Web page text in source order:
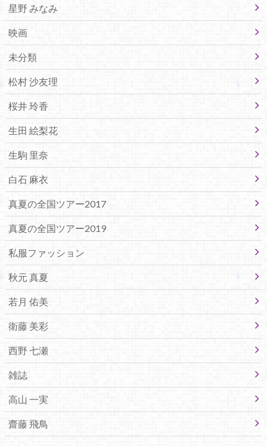
星野 みなみ
映画
未分類
松村 沙友理
桜井 玲香
生田 絵梨花
生駒 里奈
白石 麻衣
真夏の全国ツアー2017
真夏の全国ツアー2019
私服ファッション
秋元 真夏
若月 佑美
衛藤 美彩
西野 七瀬
雑誌
高山 一実
齋藤 飛鳥